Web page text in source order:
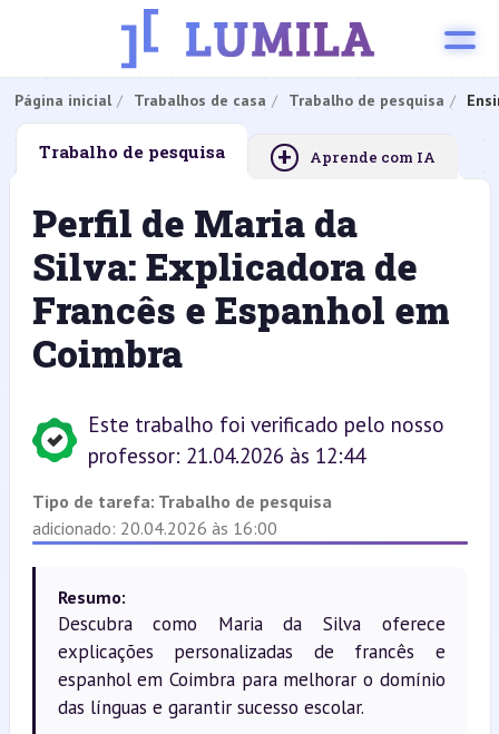
Página inicial Trabalhos de casa Trabalho de pesquisa
Trabalho de pesquisa + Aprende com IA
Perfil de Maria da
Silva: Explicadora de
Francês e Espanhol em
Coimbra
Este trabalho foi verificado pelo nosso
professor: 21.04.2026 às 12:44
Tipo de tarefa: Trabalho de pesquisa
adicionado: 20.04.2026 às 16:00
Resumo:
Descubra como Maria da Silva oferece
explicações personalizadas de francês e
espanhol em Coimbra para melhorar o domínio
das línguas e garantir sucesso escolar.